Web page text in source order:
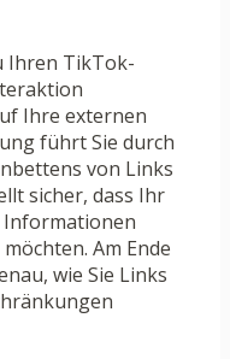
Ihren TikTok-
Ihre externen
führt Sie durch
von Links
sicher, dass Ihr
Informationen
Am Ende
wie Sie Links